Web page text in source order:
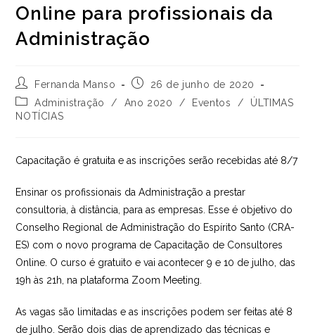
Online para profissionais da
Administração
Autor
do
post:
Fernanda Manso
Post26 de junho de 2020
Categoria
do
Administração / Ano 2020 / Eventos /
ÚLTIMAS
NOTÍCIAS
Capacitação é gratuita e as inscrições serão recebidas até 8/7
Ensinar os profissionais da Administração a prestar
consultoria, à distância, para as empresas. Esse é objetivo do
Conselho Regional de Administração do Espírito Santo (CRA-
ES) com o novo programa de Capacitação de Consultores
Online. O curso é gratuito e vai acontecer 9 e 10 de julho, das
19h às 21h, na plataforma Zoom Meeting.
As vagas são limitadas e as inscrições podem ser feitas até 8
de julho. Serão dois dias de aprendizado das técnicas e